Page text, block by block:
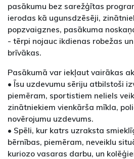
pasākumu bez sarežģītas
ierodas kā ugunsdzēsēji,
popzvaigznes, pasākuma
- tērpi nojauc ikdienas robežas
brīvākas.
Pasākumā var iekļaut vairākas
• Īsu uzdevumu sēriju atbilstoši
piemēram, sportistiem neliels
zinātniekiem vienkārša mīkla,
novērojumu uzdevums.
• Spēli, kur katrs uzraksta
bērnības, piemēram, neveiklu
kuriozo vasaras darbu, un